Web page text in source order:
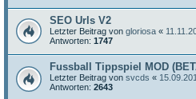
SEO Urls V2
Letzter Beitrag von gloriosa «
Antworten: 1747
Fussball Tippspiel MOD
Letzter Beitrag von svcds «
Antworten: 2643